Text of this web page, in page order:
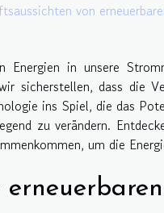
von
Energien in unsere
sicherstellen, dass die
ins Spiel, die das
zu verändern.
um die